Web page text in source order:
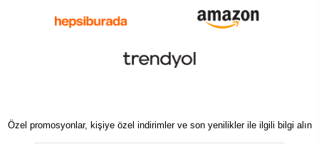
Özel promosyonlar, kişiye özel indirimler ve son yenilikler ile ilgili bilgi alın